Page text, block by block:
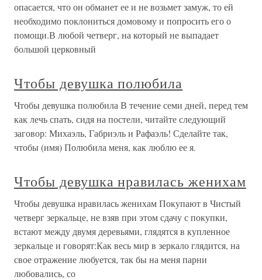
опасается, что он обманет ее и не возьмет замуж, то ей
необходимо поклониться домовому и попросить его о
помощи.В любой четверг, на который не выпадает
большой церковный
Чтобы девушка полюбила
Чтобы девушка полюбила В течение семи дней, перед тем
как лечь спать, сидя на постели, читайте следующий
заговор: Михаэль, Габриэль и Рафаэль! Сделайте так,
чтобы (имя) Полюбила меня, как люблю ее я.
Чтобы девушка нравилась женихам
Чтобы девушка нравилась женихам Покупают в Чистый
четверг зеркальце, не взяв при этом сдачу с покупки,
встают между двумя деревьями, глядятся в купленное
зеркальце и говорят:Как весь мир в зеркало глядится, на
свое отражение любуется, так бы на меня парни
любовались, со